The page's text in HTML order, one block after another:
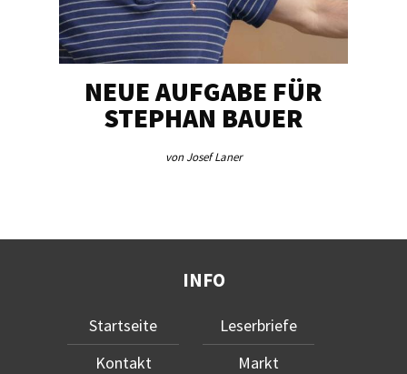
NEUE AUFGABE FÜR
STEPHAN BAUER
von Josef Laner
INFO
Startseite
Kontakt
Leserbriefe
Markt